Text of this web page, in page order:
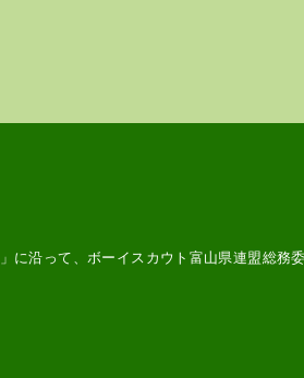
」に沿って、ボーイスカウト富山県連盟総務